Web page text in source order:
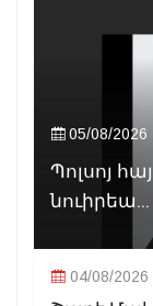
05/08/2026
Պոլսոյ
նուիրեա...
04/08/2026